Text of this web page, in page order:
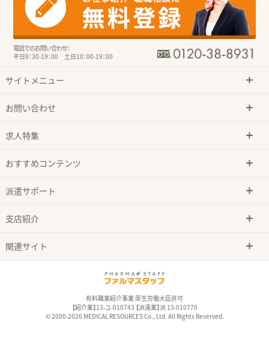
電話でのお問い合わせ：
平日9：30-19：00 土日10：00-19：00
サイトメニュー
お問い合わせ
求人特集
おすすめコンテンツ
派遣サポート
支店紹介
関連サイト
有料職業紹介事業 厚生労働大臣許可
【紹介業】13-ユ-010743 【派遣業】派 13-010770
© 2000-2026 MEDICAL RESOURCES Co., Ltd. All Rights Reserved.